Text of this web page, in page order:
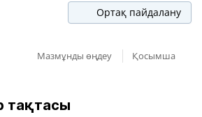
Ортақ пайдалану
Мазмұнды өңдеу
Қосымша
тақтасы